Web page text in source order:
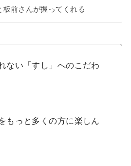
板前さんが握ってくれる
ない「すし」へのこだわ
もっと多くの方に楽しん